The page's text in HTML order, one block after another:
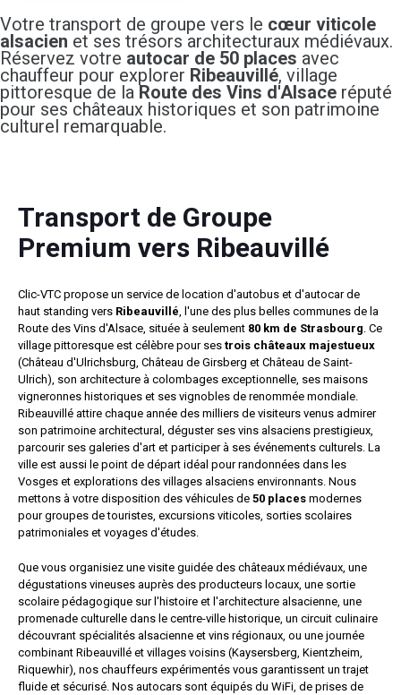
Votre transport de groupe vers le cœur viticole
alsacien et ses trésors architecturaux médiévaux.
Réservez votre autocar de 50 places avec
chauffeur pour explorer Ribeauvillé, village
pittoresque de la Route des Vins d'Alsace réputé
pour ses châteaux historiques et son patrimoine
culturel remarquable.
Transport de Groupe
Premium vers Ribeauvillé
Clic-VTC propose un service de location d'autobus et d'autocar de
haut standing vers Ribeauvillé , l'une des plus belles communes de la
Route des Vins d'Alsace, située à seulement 80 km de Strasbourg . Ce
village pittoresque est célèbre pour ses trois châteaux majestueux
(Château d'Ulrichsburg, Château de Girsberg et Château de Saint-
Ulrich), son architecture à colombages exceptionnelle, ses maisons
vigneronnes historiques et ses vignobles de renommée mondiale.
Ribeauvillé attire chaque année des milliers de visiteurs venus admirer
son patrimoine architectural, déguster ses vins alsaciens prestigieux,
parcourir ses galeries d'art et participer à ses événements culturels. La
ville est aussi le point de départ idéal pour randonnées dans les
Vosges et explorations des villages alsaciens environnants. Nous
mettons à votre disposition des véhicules de 50 places modernes
pour groupes de touristes, excursions viticoles, sorties scolaires
patrimoniales et voyages d'études.
Que vous organisiez une visite guidée des châteaux médiévaux, une
dégustations vineuses auprès des producteurs locaux, une sortie
scolaire pédagogique sur l'histoire et l'architecture alsacienne, une
promenade culturelle dans le centre-ville historique, un circuit culinaire
découvrant spécialités alsacienne et vins régionaux, ou une journée
combinant Ribeauvillé et villages voisins (Kaysersberg, Kientzheim,
Riquewhir), nos chauffeurs expérimentés vous garantissent un trajet
fluide et sécurisé. Nos autocars sont équipés du WiFi, de prises de